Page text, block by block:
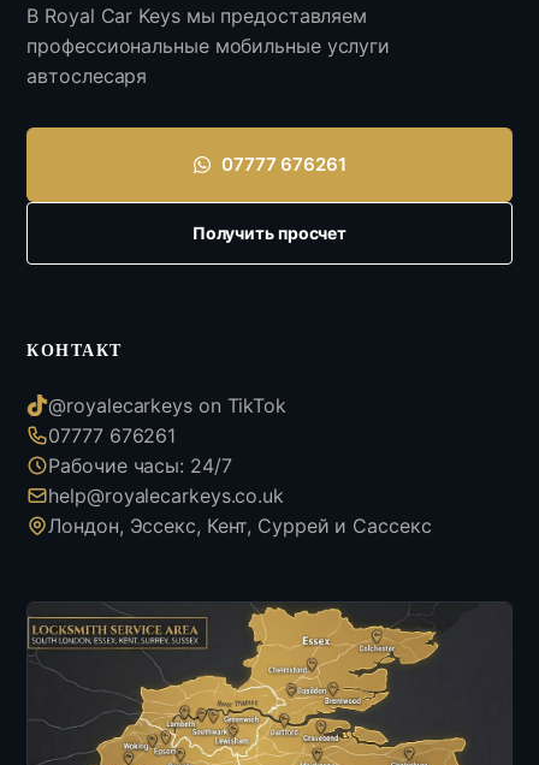
В Royal Car Keys мы предоставляем
профессиональные мобильные услуги
автослесаря
07777 676261
Получить просчет
КОНТАКТ
@royalecarkeys on TikTok
07777 676261
Рабочие часы: 24/7
help@royalecarkeys.co.uk
Лондон, Эссекс, Кент, Суррей и Сассекс